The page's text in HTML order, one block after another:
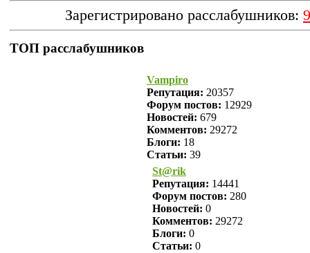
Зарегистрировано расслабушников:
ТОП расслабушников
Vampiro
Репутация: 20357
Форум постов: 12929
Новостей: 679
Комментов: 29272
Блоги: 18
Статьи: 39
St@rik
Репутация: 14441
Форум постов: 280
Новостей: 0
Комментов: 29272
Блоги: 0
Статьи: 0